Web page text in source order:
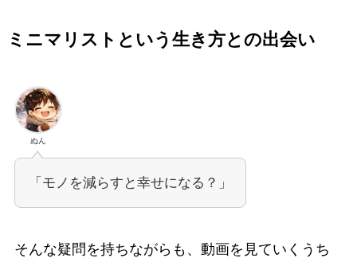
ミニマリストという生き方との出会い
ぬん
「モノを減らすと幸せになる？」
そんな疑問を持ちながらも、動画を見ていくうち